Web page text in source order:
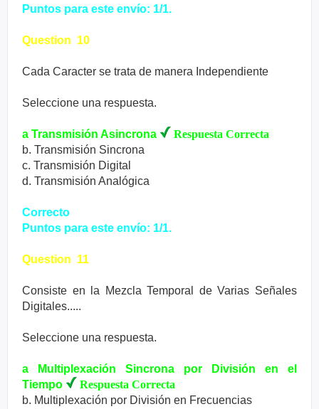
Puntos para este envío: 1/1.
Question 10
Cada Caracter se trata de manera Independiente
Seleccione una respuesta.
a Transmisión Asincrona
Respuesta Correcta
b. Transmisión Sincrona
c. Transmisión Digital
d. Transmisión Analógica
Correcto
Puntos para este envío: 1/1.
Question 11
Consiste en la Mezcla Temporal de Varias Señales
Digitales.....
Seleccione una respuesta.
a Multiplexación Sincrona por División en el
Tiempo
Respuesta Correcta
b. Multiplexación por División en Frecuencias